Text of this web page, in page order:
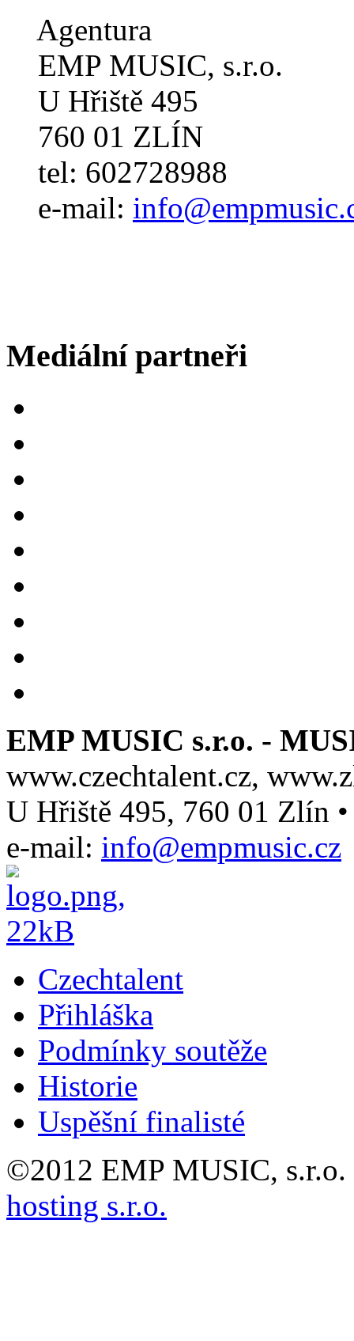
Agentura
EMP MUSIC, s.r.o.
U Hřiště 495
760 01 ZLÍN
tel: 602728988
e-mail:
Mediální partneři
EMP MUSIC s.r.o. -
www.czechtalent.cz,
U Hřiště 495, 760 01 Zlín
e-mail: info@empmusic.cz
Czechtalent
Přihláška
Podmínky soutěže
Historie
Uspěšní finalisté
©2012 EMP MUSIC, s.r.o.
hosting s.r.o.